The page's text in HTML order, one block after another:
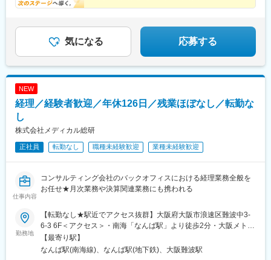
気になる 応募する
NEW
経理／経験者歓迎／年休126日／残業ほぼなし／転勤な
し
株式会社メディカル総研
正社員 転勤なし 職種未経験歓迎 業種未経験歓迎
仕事内容
コンサルティング会社のバックオフィスにおける経理業務全般を
お任せ★月次業務や決算関連業務にも携われる
勤務地
【転勤なし★駅近でアクセス抜群】大阪府大阪市浪速区難波中3-
6-3 6F＜アクセス＞・南海「なんば駅」より徒歩2分・大阪メトロ
御堂筋線「なんば駅」より徒歩5分・大阪メトロ四つ橋線「なんば
駅」より徒歩7分・JR／近鉄「難波駅」より徒歩10分※将来的にオ
【最寄り駅】
なんば駅(南海線)、なんば駅(地下鉄)、大阪難波駅